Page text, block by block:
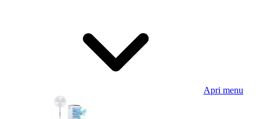
Apri menu